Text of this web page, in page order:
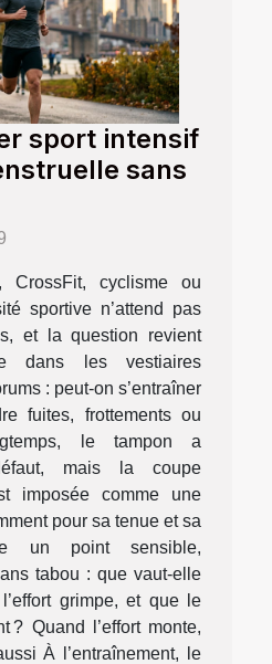
sport intensif
sans
CrossFit, cyclisme ou
sportive n’attend pas
et la question revient
dans les vestiaires
: peut-on s’entraîner
fuites, frottements ou
le tampon a
mais la coupe
imposée comme une
pour sa tenue et sa
un point sensible,
tabou : que vaut-elle
grimpe, et que le
? Quand l’effort monte,
À l’entraînement, le